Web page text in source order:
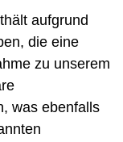
aufgrund
die eine
zu unserem
was ebenfalls